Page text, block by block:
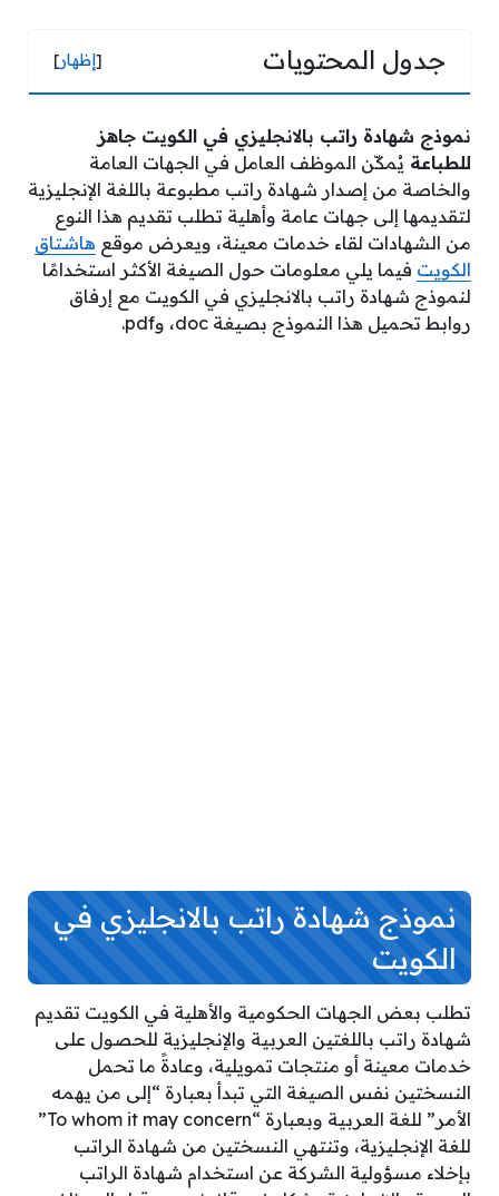
جدول المحتويات [إظهار]
نموذج شهادة راتب بالانجليزي في الكويت جاهز
للطباعة يُمكّن الموظف العامل في الجهات العامة
والخاصة من إصدار شهادة راتب مطبوعة باللغة الإنجليزية
لتقديمها إلى جهات عامة وأهلية تطلب تقديم هذا النوع
من الشهادات لقاء خدمات معينة، ويعرض موقع هاشتاق
الكويت فيما يلي معلومات حول الصيغة الأكثر استخدامًا
لنموذج شهادة راتب بالانجليزي في الكويت مع إرفاق
روابط تحميل هذا النموذج بصيغة doc، وpdf.
نموذج شهادة راتب بالانجليزي في
الكويت
تطلب بعض الجهات الحكومية والأهلية في الكويت تقديم
شهادة راتب باللغتين العربية والإنجليزية للحصول على
خدمات معينة أو منتجات تمويلية، وعادةً ما تحمل
النسختين نفس الصيغة التي تبدأ بعبارة “إلى من يهمه
الأمر” للغة العربية وبعبارة “To whom it may concern”
للغة الإنجليزية، وتنتهي النسختين من شهادة الراتب
بإخلاء مسؤولية الشركة عن استخدام شهادة الراتب